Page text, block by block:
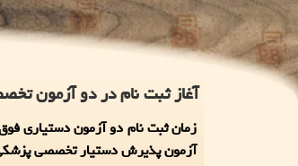
آغاز ثبت نام در دو آزمون
زمان ثبت نام دو آزمون دستیاری
آزمون پذیرش دستیار تخصصی